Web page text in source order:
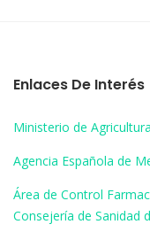
Enlaces De Interés
Ministerio de
Agencia Española de
Área de Control
Consejería de Sanidad